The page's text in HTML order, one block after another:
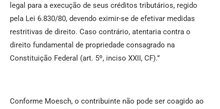
legal para a execução de seus créditos tributários, regido
pela Lei 6.830/80, devendo eximir-se de efetivar medidas
restritivas de direito. Caso contrário, atentaria contra o
direito fundamental de propriedade consagrado na
Constituição Federal (art. 5º, inciso XXII, CF).”
Conforme Moesch, o contribuinte não pode ser coagido ao